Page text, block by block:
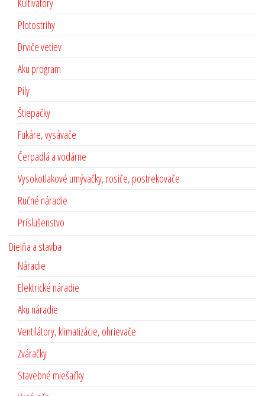
Plotostrihy
Drviče vetiev
Aku program
Píly
Štiepačky
Fukáre, vysávače
Čerpadlá a vodárne
Vysokotlakové umývačky, rosiče, postrekovače
Ručné náradie
Príslušenstvo
Dielňa a stavba
Náradie
Elektrické náradie
Aku náradie
Ventilátory, klimatizácie, ohrievače
Zváračky
Stavebné miešačky